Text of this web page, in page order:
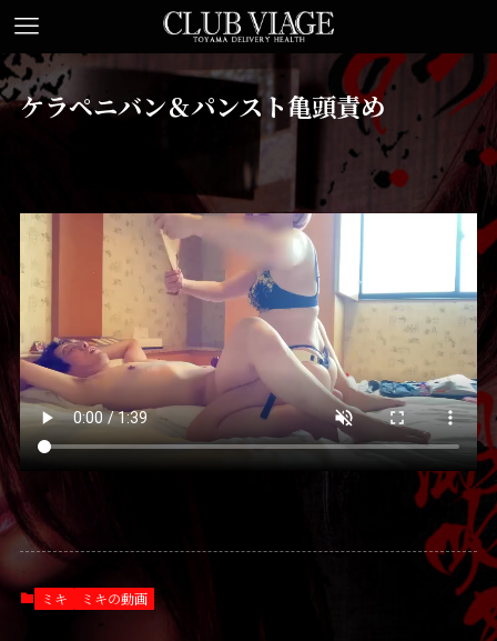
ケラペニバン＆パンスト亀頭責め
ミキ ミキの動画